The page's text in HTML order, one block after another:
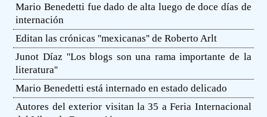
Mario Benedetti fue dado de alta luego de doce días de
internación
Editan las crónicas ''mexicanas'' de Roberto Arlt
Junot Díaz ''Los blogs son una rama importante de la
literatura''
Mario Benedetti está internado en estado delicado
Autores del exterior visitan la 35 a Feria Internacional